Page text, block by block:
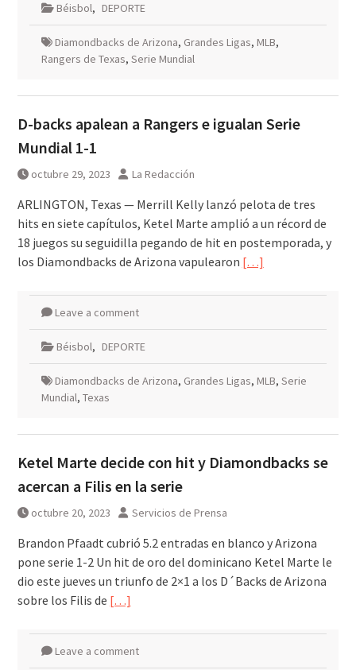
Béisbol, DEPORTE
Diamondbacks de Arizona, Grandes Ligas, MLB,
Rangers de Texas, Serie Mundial
D-backs apalean a Rangers e igualan Serie
Mundial 1-1
octubre 29, 2023 La Redacción
ARLINGTON, Texas — Merrill Kelly lanzó pelota de tres
hits en siete capítulos, Ketel Marte amplió a un récord de
18 juegos su seguidilla pegando de hit en postemporada, y
los Diamondbacks de Arizona vapulearon […]
Leave a comment
Béisbol, DEPORTE
Diamondbacks de Arizona, Grandes Ligas, MLB, Serie
Mundial, Texas
Ketel Marte decide con hit y Diamondbacks se
acercan a Filis en la serie
octubre 20, 2023 Servicios de Prensa
Brandon Pfaadt cubrió 5.2 entradas en blanco y Arizona
pone serie 1-2 Un hit de oro del dominicano Ketel Marte le
dio este jueves un triunfo de 2×1 a los D´Backs de Arizona
sobre los Filis de […]
Leave a comment